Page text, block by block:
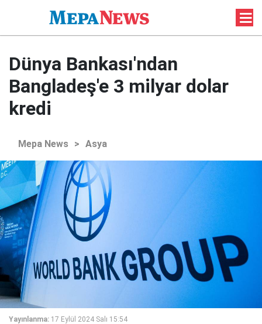
Dünya Bankası'ndan
Bangladeş'e 3 milyar dolar
kredi
Mepa News > Asya
Yayınlanma: 17 Eylül 2024 Salı 15:54